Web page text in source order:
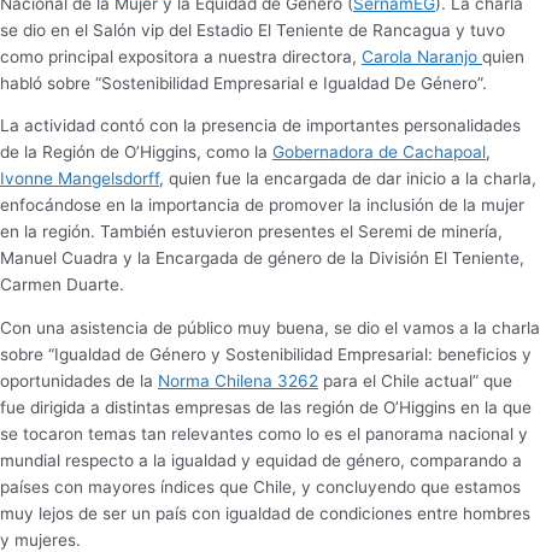
se dio en el Salón vip del Estadio El Teniente de Rancagua y tuvo
como principal expositora a nuestra directora, Carola Naranjo quien
habló sobre “Sostenibilidad Empresarial e Igualdad De Género”.
La actividad contó con la presencia de importantes personalidades
de la Región de O’Higgins, como la Gobernadora de Cachapoal,
Ivonne Mangelsdorff, quien fue la encargada de dar inicio a la charla,
enfocándose en la importancia de promover la inclusión de la mujer
en la región. También estuvieron presentes el Seremi de minería,
Manuel Cuadra y la Encargada de género de la División El Teniente,
Carmen Duarte.
Con una asistencia de público muy buena, se dio el vamos a la charla
sobre “Igualdad de Género y Sostenibilidad Empresarial: beneficios y
oportunidades de la Norma Chilena 3262 para el Chile actual” que
fue dirigida a distintas empresas de las región de O’Higgins en la que
se tocaron temas tan relevantes como lo es el panorama nacional y
mundial respecto a la igualdad y equidad de género, comparando a
países con mayores índices que Chile, y concluyendo que estamos
muy lejos de ser un país con igualdad de condiciones entre hombres
y mujeres.